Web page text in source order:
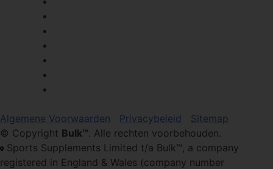
Algemene Voorwaarden Privacybeleid
Sitemap
© Copyright Bulk™. Alle rechten voorbehouden.
Sports Supplements Limited t/a Bulk™, a company
registered in England & Wales (company number